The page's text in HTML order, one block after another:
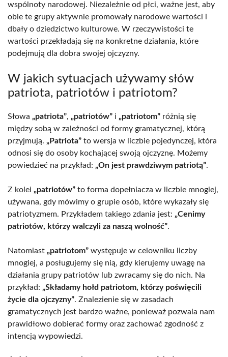
wspólnoty narodowej. Niezależnie od płci, ważne jest, aby
obie te grupy aktywnie promowały narodowe wartości i
dbały o dziedzictwo kulturowe. W rzeczywistości te
wartości przekładają się na konkretne działania, które
podejmują dla dobra swojej ojczyzny.
W jakich sytuacjach używamy słów
patriota, patriotów i patriotom?
Słowa „patriota”, „patriotów” i „patriotom” różnią się
między sobą w zależności od formy gramatycznej, którą
przyjmują. „Patriota” to wersja w liczbie pojedynczej, która
odnosi się do osoby kochającej swoją ojczyznę. Możemy
powiedzieć na przykład: „On jest prawdziwym patriotą”.
Z kolei „patriotów” to forma dopełniacza w liczbie mnogiej,
używana, gdy mówimy o grupie osób, które wykazały się
patriotyzmem. Przykładem takiego zdania jest: „Cenimy
patriotów, którzy walczyli za naszą wolność”.
Natomiast „patriotom” występuje w celowniku liczby
mnogiej, a posługujemy się nią, gdy kierujemy uwagę na
działania grupy patriotów lub zwracamy się do nich. Na
przykład: „Składamy hołd patriotom, którzy poświęcili
życie dla ojczyzny”. Znalezienie się w zasadach
gramatycznych jest bardzo ważne, ponieważ pozwala nam
prawidłowo dobierać formy oraz zachować zgodność z
intencją wypowiedzi.